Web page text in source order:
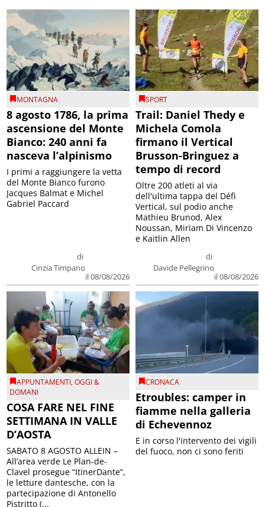
MONTAGNA
8 agosto 1786, la prima
ascensione del Monte
Bianco: 240 anni fa
nasceva l’alpinismo
di
Cinzia Timpano
il 08/08/2026
I primi a raggiungere la vetta
del Monte Bianco furono
Jacques Balmat e Michel
Gabriel Paccard
SPORT
Trail: Daniel Thedy e
Michela Comola
firmano il Vertical
Brusson-Bringuez a
tempo di record
di
Davide Pellegrino
il 08/08/2026
Oltre 200 atleti al via
dell'ultima tappa del Défì
Vertical, sul podio anche
Mathieu Brunod, Alex
Noussan, Miriam Di Vincenzo
e Kaitlin Allen
APPUNTAMENTI,OGGI &
DOMANI
COSA FARE NEL FINE
SETTIMANA IN VALLE
D’AOSTA
SABATO 8 AGOSTO ALLEIN –
All’area verde Le Plan-de-
Clavel prosegue “ItinerDante”,
le letture dantesche, con la
partecipazione di Antonello
Pistritto (...
CRONACA
Etroubles: camper in
fiamme nella galleria
di Echevennoz
E in corso l'intervento dei vigili
del fuoco, non ci sono feriti